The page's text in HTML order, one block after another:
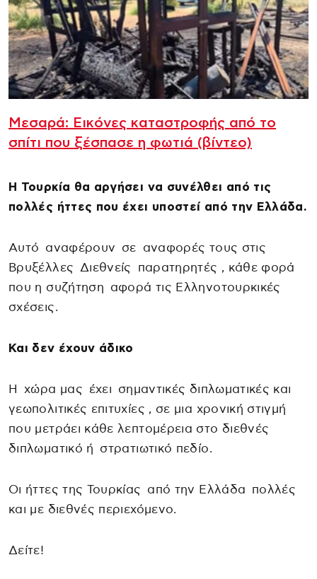
Μεσαρά: Εικόνες καταστροφής από το
σπίτι που ξέσπασε η φωτιά (βίντεο)
Η Τουρκία θα αργήσει να συνέλθει από τις
πολλές ήττες που έχει υποστεί από την Ελλάδα.
Αυτό αναφέρουν σε αναφορές τους στις
Βρυξέλλες Διεθνείς παρατηρητές , κάθε φορά
που η συζήτηση αφορά τις Ελληνοτουρκικές
σχέσεις.
Και δεν έχουν άδικο
Η χώρα μας έχει σημαντικές διπλωματικές και
γεωπολιτικές επιτυχίες , σε μια χρονική στιγμή
που μετράει κάθε λεπτομέρεια στο διεθνές
διπλωματικό ή στρατιωτικό πεδίο.
Οι ήττες της Τουρκίας από την Ελλάδα πολλές
και με διεθνές περιεχόμενο.
Δείτε!